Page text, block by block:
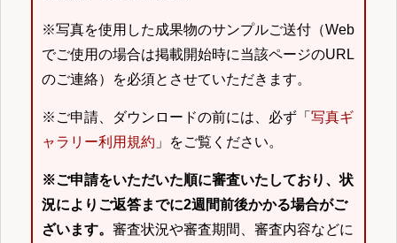
※写真を使用した成果物のサンプルご送付（Web
でご使用の場合は掲載開始時に当該ページのURL
のご連絡）を必須とさせていただきます。
※ご申請、ダウンロードの前には、必ず「 写真ギ
ャラリー利用規約 」をご覧ください。
※ご申請をいただいた順に審査いたしており、状
況によりご返答までに2週間前後かかる場合がご
ざいます。 審査状況や審査期間、審査内容などに